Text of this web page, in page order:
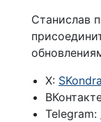
Станислав
X:
Telegram: